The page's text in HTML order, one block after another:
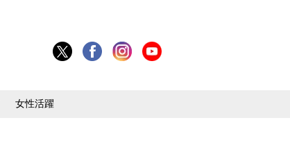
女性活躍